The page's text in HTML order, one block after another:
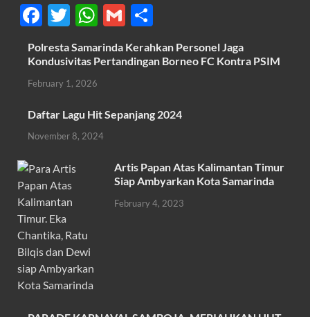
F
ac
e
b
o
o
k
T
w
itt
er
W
h
at
A
p
p
G
m
ail
h
ar
Polresta Samarinda Kerahkan Personel Jaga
Kondusivitas Pertandingan Borneo FC Kontra PSIM
February 1, 2026
Daftar Lagu Hit Sepanjang 2024
November 8, 2024
Artis Papan Atas Kalimantan Timur
Siap Ambyarkan Kota Samarinda
February 4, 2023